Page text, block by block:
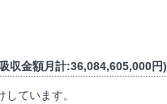
収金額月計:36,084,605,000円)
ています。